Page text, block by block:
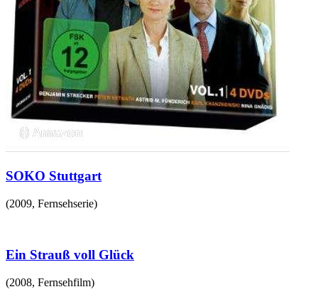
SOKO Stuttgart
(2009, Fernsehserie)
Ein Strauß voll Glück
(2008, Fernsehfilm)